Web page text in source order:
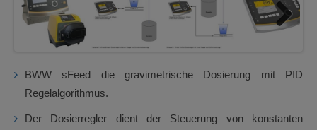
BWW sFeed die gravimetrische Dosierung mit PID
Regelalgorithmus.
Der Dosierregler dient der Steuerung von konstanten